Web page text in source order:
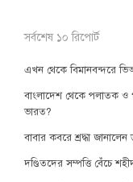
সর্বশেষ ১০ রিপোর্ট
এখন থেকে বিমানবন্দরে
বাংলাদেশ থেকে পলাতক ও
ভারত?
বাবার কবরে শ্রদ্ধা
দণ্ডিতদের সম্পত্তি বেঁচে